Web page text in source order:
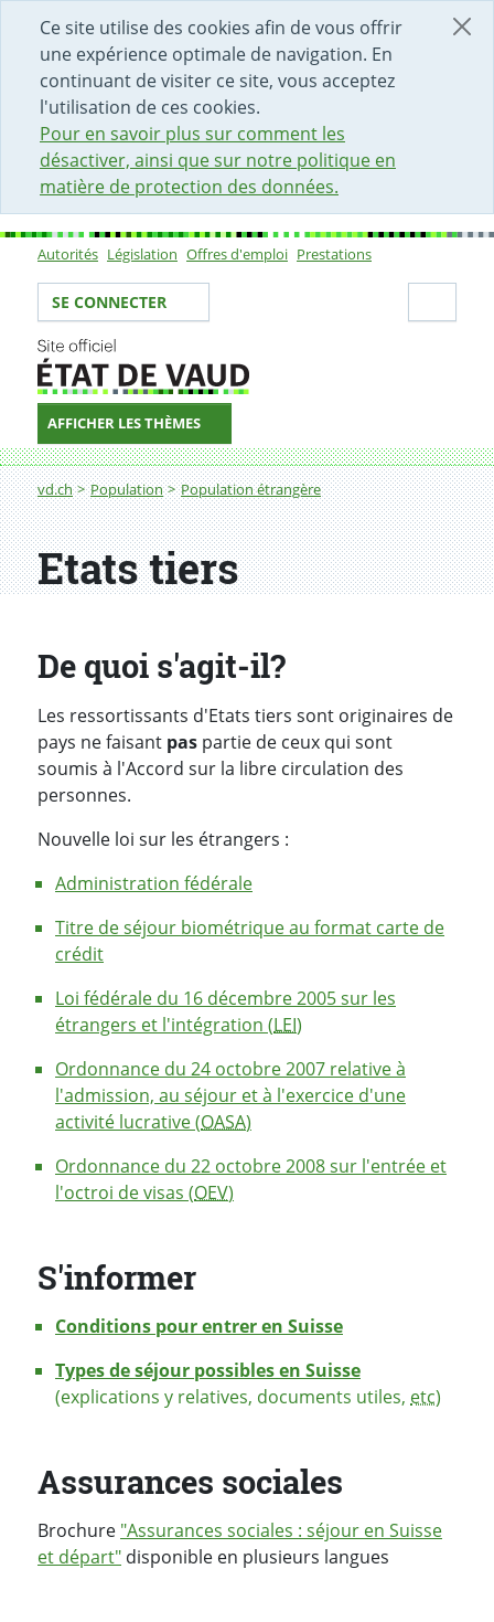
Ce site utilise des cookies afin de vous offrir
une expérience optimale de navigation. En
continuant de visiter ce site, vous acceptez
l'utilisation de ces cookies.
Pour en savoir plus sur comment les
désactiver, ainsi que sur notre politique en
matière de protection des données.
DÉBUT DU CONTENU DE LA PAGE
ACCÈS AU CHAMP DE RECHERCHE
PAGE D'ACCUEIL
FORMULAIRE DE CONTACT
Sous-navigation
Autorités Législation Offres d'emploi Prestations
Votre identité
SE CONNECTER
AFFICHER LES THÈMES
Fil d'Ariane
vd.ch Population Population étrangère
Etats tiers
Etats tiers
De quoi s'agit-il?
Les ressortissants d'Etats tiers sont originaires de
pays ne faisant pas partie de ceux qui sont
soumis à l'Accord sur la libre circulation des
personnes.
Nouvelle loi sur les étrangers :
Administration fédérale
Titre de séjour biométrique au format carte de
crédit
Loi fédérale du 16 décembre 2005 sur les
étrangers et l'intégration (LEI)
Ordonnance du 24 octobre 2007 relative à
l'admission, au séjour et à l'exercice d'une
activité lucrative (OASA)
Ordonnance du 22 octobre 2008 sur l'entrée et
l'octroi de visas (OEV)
S'informer
Conditions pour entrer en Suisse
Types de séjour possibles en Suisse
(explications y relatives, documents utiles, etc)
Assurances sociales
Brochure "Assurances sociales : séjour en Suisse
et départ" disponible en plusieurs langues